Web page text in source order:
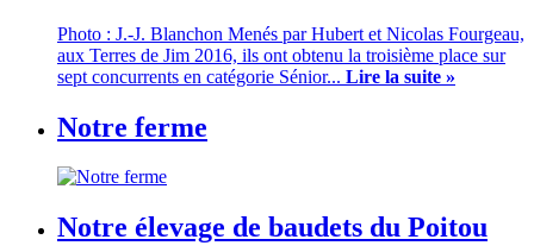
Photo : J.-J. Blanchon Menés par Hubert et Nicolas Fourgeau,
aux Terres de Jim 2016, ils ont obtenu la troisième place sur
sept concurrents en catégorie Sénior... Lire la suite »
Notre ferme
Notre élevage de baudets du Poitou